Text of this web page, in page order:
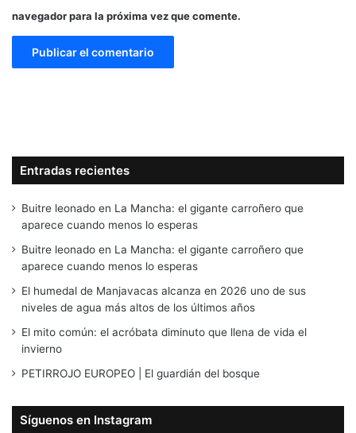
navegador para la próxima vez que comente.
Entradas recientes
Buitre leonado en La Mancha: el gigante carroñero que
aparece cuando menos lo esperas
Buitre leonado en La Mancha: el gigante carroñero que
aparece cuando menos lo esperas
El humedal de Manjavacas alcanza en 2026 uno de sus
niveles de agua más altos de los últimos años
El mito común: el acróbata diminuto que llena de vida el
invierno
PETIRROJO EUROPEO | El guardián del bosque
Síguenos en Instagram